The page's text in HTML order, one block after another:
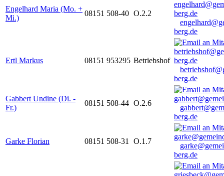
Engelhard Maria (Mo. +
Mi.)
08151 508-40 O.2.2
berg.de
Ertl Markus 08151 953295 Betriebshof
berg.de
Gabbert Undine (Di. -
Fr.)
08151 508-44 O.2.6
berg.de
Garke Florian 08151 508-31 O.1.7
berg.de